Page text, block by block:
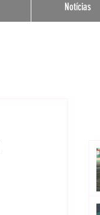
Notícias